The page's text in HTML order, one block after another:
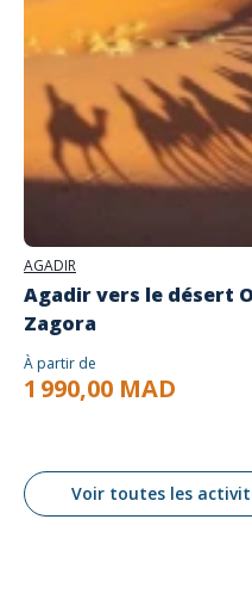
AGADIR
Agadir vers le désert
Zagora
À partir de
1 990,00 MAD
Voir toutes les